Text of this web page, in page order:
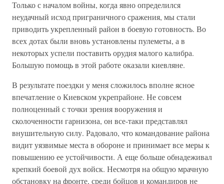
Только с началом войны, когда явно определился
неудачный исход приграничного сражения, мы стали
приводить укрепленный район в боевую готовность. Во
всех дотах были вновь установлены пулеметы, а в
некоторых успели поставить орудия малого калибра.
Большую помощь в этой работе оказали киевляне.
В результате поездки у меня сложилось вполне ясное
впечатление о Киевском укрепрайоне. Не совсем
полноценный с точки зрения вооружения и
сколоченности гарнизона, он все-таки представлял
внушительную силу. Радовало, что командование района
видит уязвимые места в обороне и принимает все меры к
повышению ее устойчивости. А еще больше обнадеживал
крепкий боевой дух войск. Несмотря на общую мрачную
обстановку на фронте, среди бойцов и командиров не